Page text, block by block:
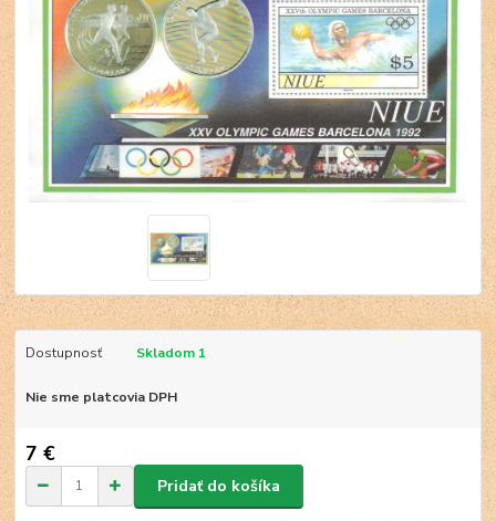
Dostupnosť Skladom 1
Nie sme platcovia DPH
7 €
Pridať do košíka